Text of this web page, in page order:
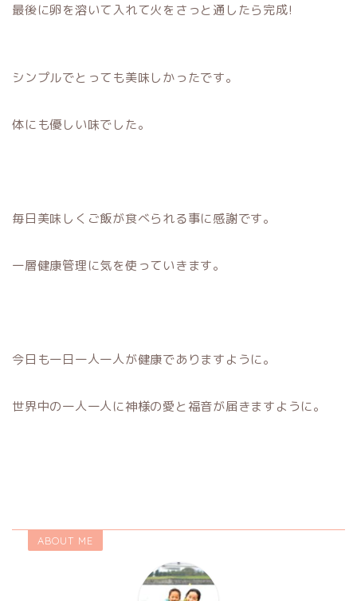
最後に卵を溶いて入れて火をさっと通したら完成!
シンプルでとっても美味しかったです。
体にも優しい味でした。
毎日美味しくご飯が食べられる事に感謝です。
一層健康管理に気を使っていきます。
今日も一日一人一人が健康でありますように。
世界中の一人一人に神様の愛と福音が届きますように。
ABOUT ME